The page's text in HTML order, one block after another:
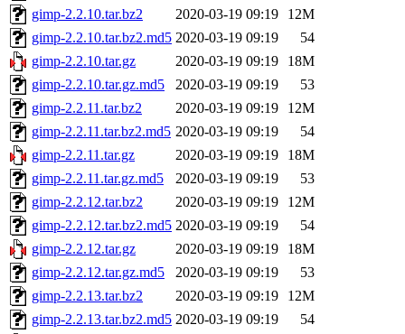
gimp-2.2.10.tar.bz2
2020-03-19 09:19
12M
gimp-2.2.10.tar.bz2.md5 2020-03-19 09:19
54
gimp-2.2.10.tar.gz
2020-03-19 09:19
18M
gimp-2.2.10.tar.gz.md5
2020-03-19 09:19
53
gimp-2.2.11.tar.bz2
2020-03-19 09:19
12M
gimp-2.2.11.tar.bz2.md5 2020-03-19 09:19
54
gimp-2.2.11.tar.gz
2020-03-19 09:19
18M
gimp-2.2.11.tar.gz.md5
2020-03-19 09:19
53
gimp-2.2.12.tar.bz2
2020-03-19 09:19
12M
gimp-2.2.12.tar.bz2.md5 2020-03-19 09:19
54
gimp-2.2.12.tar.gz
2020-03-19 09:19
18M
gimp-2.2.12.tar.gz.md5
2020-03-19 09:19
53
gimp-2.2.13.tar.bz2
2020-03-19 09:19
12M
gimp-2.2.13.tar.bz2.md5 2020-03-19 09:19
54